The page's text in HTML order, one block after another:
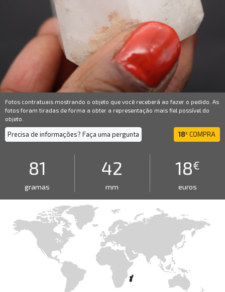
Fotos contratuais mostrando o objeto que você receberá ao fazer o pedido. As
fotos foram tiradas de forma a obter a representação mais fiel possível do
objeto.
Precisa de informações? Faça uma pergunta 18€ COMPRA
81
gramas
42
mm
18€
euros